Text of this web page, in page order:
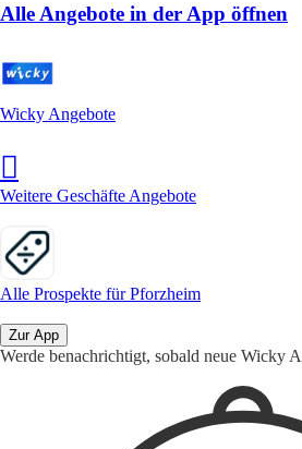
Alle Angebote in der App öffnen
Wicky Angebote
Weitere Geschäfte Angebote
Alle Prospekte für Pforzheim
Zur App
Werde benachrichtigt, sobald neue Wicky